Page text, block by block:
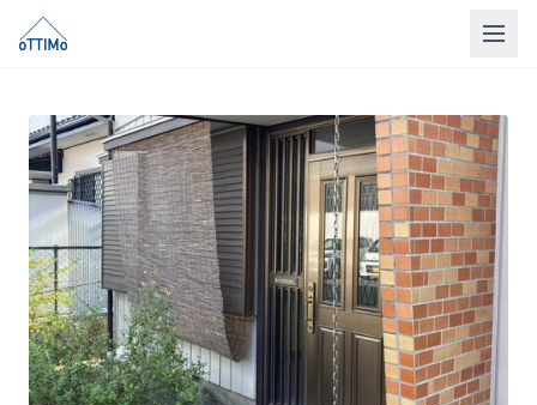
売買仲介
販売物件
買取
リフォーム
会社概要